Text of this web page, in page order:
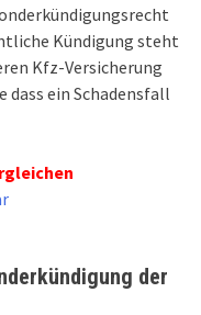
Kündigung steht
Kfz-Versicherung
dass ein Schadensfall
der